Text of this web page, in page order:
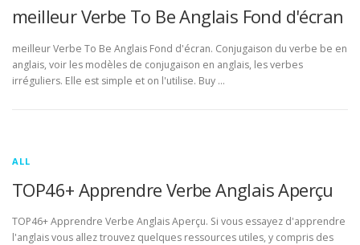
meilleur Verbe To Be Anglais Fond d'écran
meilleur Verbe To Be Anglais Fond d'écran. Conjugaison du verbe be en
anglais, voir les modèles de conjugaison en anglais, les verbes
irréguliers. Elle est simple et on l'utilise. Buy …
ALL
TOP46+ Apprendre Verbe Anglais Aperçu
TOP46+ Apprendre Verbe Anglais Aperçu. Si vous essayez d'apprendre
l'anglais vous allez trouvez quelques ressources utiles, y compris des